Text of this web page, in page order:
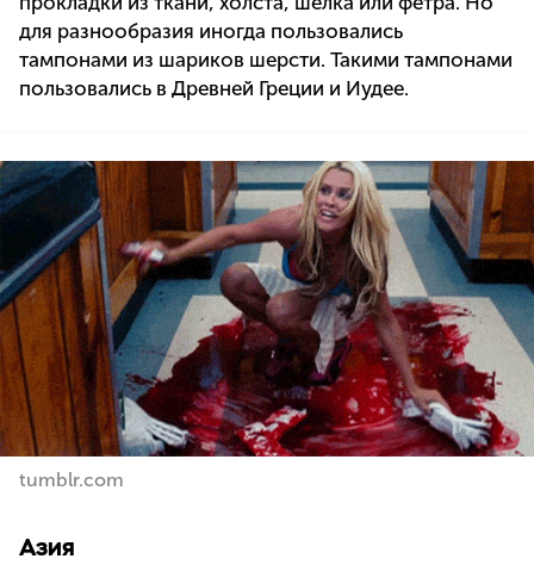
для разнообразия иногда пользовались
тампонами из шариков шерсти. Такими тампонами
пользовались в Древней Греции и Иудее.
tumblr.com
Азия